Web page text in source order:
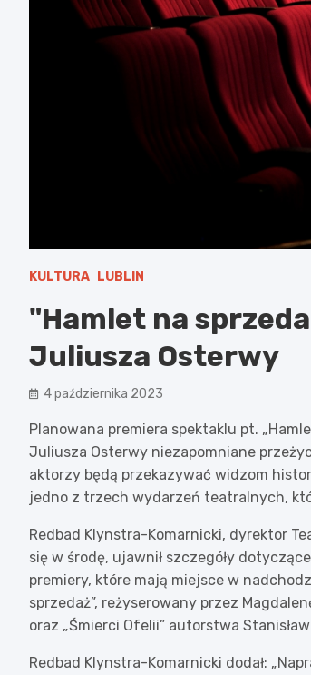
KULTURA LUBLIN
"Hamlet na
Juliusza Osterwy
4 października 2023
Planowana premiera spektaklu pt.
Juliusza Osterwy niezapomniane
aktorzy będą przekazywać widzom
jedno z trzech wydarzeń teatralnych,
Redbad Klynstra-Komarnicki, dyrektor
się w środę, ujawnił szczegóły
premiery, które mają miejsce w
sprzedaż”, reżyserowany przez
oraz „Śmierci Ofelii” autorstwa
Redbad Klynstra-Komarnicki dodał: